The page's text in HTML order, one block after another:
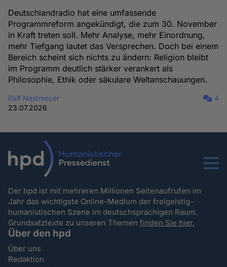
Deutschlandradio hat eine umfassende
Programmreform angekündigt, die zum 30. November
in Kraft treten soll. Mehr Analyse, mehr Einordnung,
mehr Tiefgang lautet das Versprechen. Doch bei einem
Bereich scheint sich nichts zu ändern: Religion bleibt
im Programm deutlich stärker verankert als
Philosophie, Ethik oder säkulare Weltanschauungen.
Ralf Nestmeyer
23.07.2026
4
Menu
Der hpd ist mit mehreren Millionen Seitenaufrufen im
Jahr das wichtigste Online-Medium der freigeistig-
humanistischen Szene im deutschsprachigen Raum.
Grundsatztexte zu unseren Themenfinden Sie hier.
Über den hpd
Über uns
Redaktion